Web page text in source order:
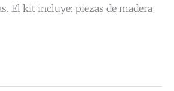
El kit incluye: piezas de madera